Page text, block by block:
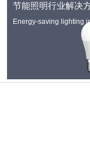
节能照明行业解决
Energy-saving lighting